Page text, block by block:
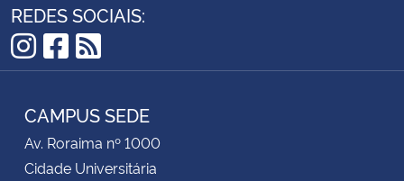
REDES SOCIAIS:
Instagram
Facebook
RSS
CAMPUS SEDE
Av. Roraima nº 1000
Cidade Universitária